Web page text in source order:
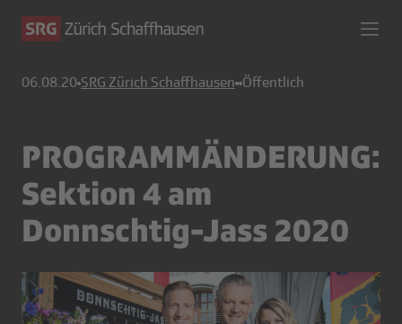
06.08.20 SRG Zürich Schaffhausen Öffentlich
PROGRAMMÄNDERUNG:
Sektion 4 am
Donnschtig-Jass 2020